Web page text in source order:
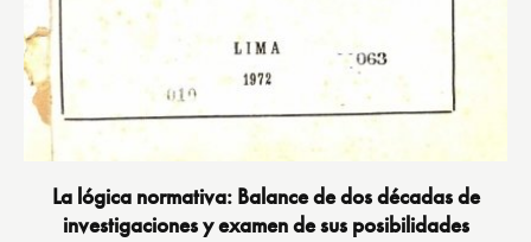
La lógica normativa: Balance de dos décadas de
investigaciones y examen de sus posibilidades